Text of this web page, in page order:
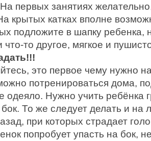
первых занятиях
крытых катках вполне
подложите в шапку ребенка,
то другое, мягкое и
это первое чему нужно
потренироваться дома,
одеяло. Нужно учить ребёнка
То же следует делать и на
при которых страдает
попробует упасть на бок,